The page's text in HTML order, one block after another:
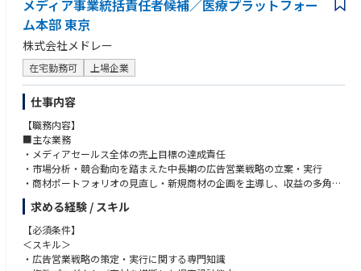
メディア事業統括責任者候補／医療プラットフォー
ム本部 東京
株式会社メドレー
在宅勤務可 上場企業
仕事内容
【職務内容】
■主な業務
・メディアセールス全体の売上目標の達成責任
・市場分析・競合動向を踏まえた中長期の広告営業戦略の立案・実行
・商材ポートフォリオの見直し・新規商材の企画を主導し、収益の多角化
を推進
・広告主（大手企業・広告代理店）との関係構築および長期的なパートナ
ーシップの形成
・社内の各プロダクトオーナー（Lalune、頭痛ーる、アットリンク等）と
の連携による商材設計・顧客ニーズの整合
求める経験 / スキル
【必須条件】
＜スキル＞
・広告営業戦略の策定・実行に関する専門知識